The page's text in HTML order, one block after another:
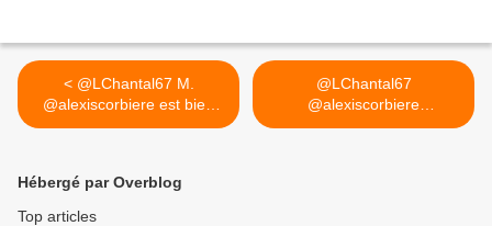
< @LChantal67 M.
@alexiscorbiere est bien
loin des...
@LChantal67
@alexiscorbiere
@HerveLambel :... >
Hébergé par Overblog
Top articles